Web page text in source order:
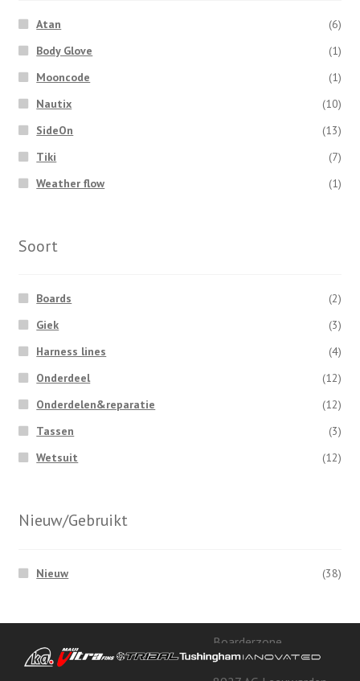
Atan
(6)
Body Glove
(1)
Mooncode
(1)
Nautix
(10)
SideOn
(13)
Tiki
(7)
Weather flow
(1)
Soort
Boards
(2)
Giek
(3)
Harness lines
(4)
Onderdeel
(12)
Onderdelen&reparatie
(12)
Tassen
(3)
Wetsuit
(12)
Nieuw/Gebruikt
Nieuw (38)
Boarderzone
Toluswei 100